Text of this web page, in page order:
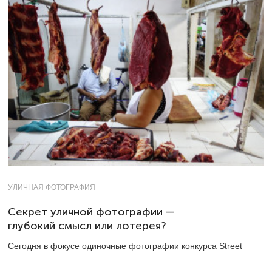
УЛИЧНАЯ ФОТОГРАФИЯ
Секрет уличной фотографии —
глубокий смысл или лотерея?
Сегодня в фокусе одиночные фотографии конкурса Street